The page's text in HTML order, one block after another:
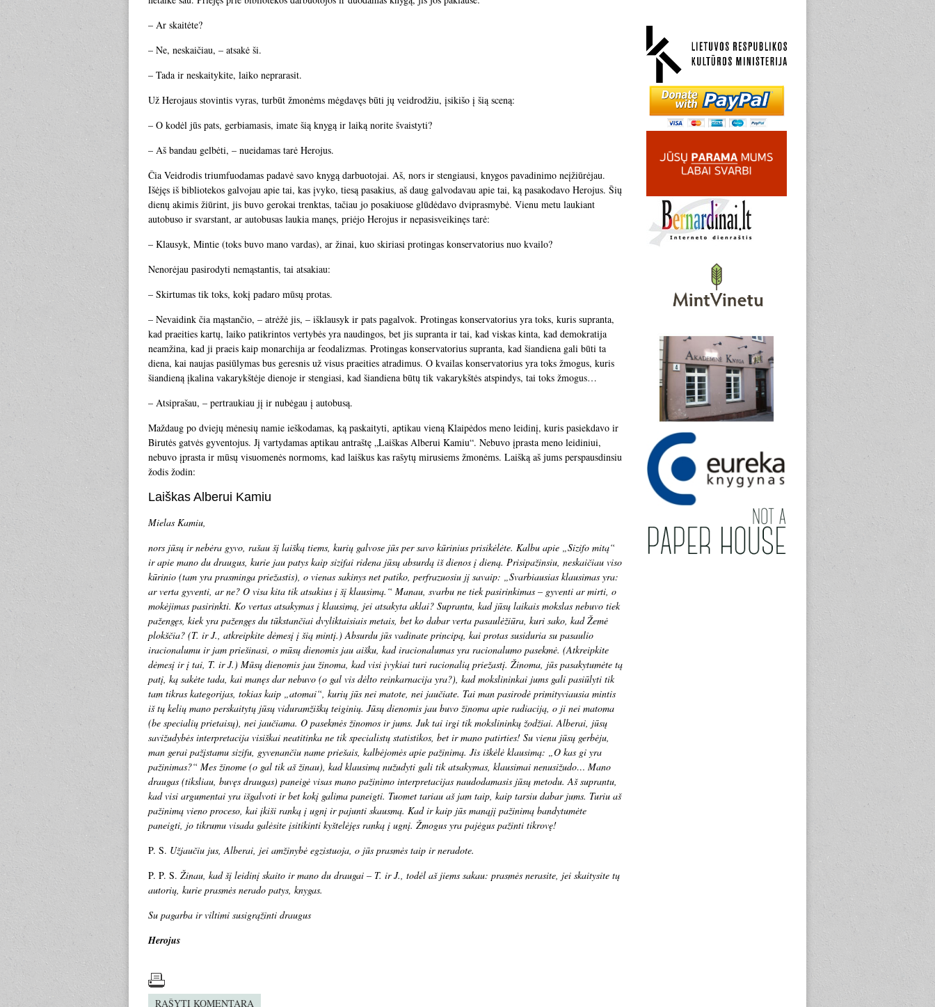
– Ar skaitėte?
– Ne, neskaičiau, – atsakė ši.
– Tada ir neskaitykite, laiko neprarasit.
Už Herojaus stovintis vyras, turbūt žmonėms mėgdavęs būti jų veidrodžiu, įsikišo į šią sceną:
– O kodėl jūs pats, gerbiamasis, imate šią knygą ir laiką norite švaistyti?
– Aš bandau gelbėti, – nueidamas tarė Herojus.
Čia Veidrodis triumfuodamas padavė savo knygą darbuotojai. Aš, nors ir stengiausi, knygos pavadinimo neįžiūrėjau.
Išėjęs iš bibliotekos galvojau apie tai, kas įvyko, tiesą pasakius, aš daug galvodavau apie tai, ką pasakodavo Herojus. Šių
dienų akimis žiūrint, jis buvo gerokai trenktas, tačiau jo posakiuose glūdėdavo dviprasmybė. Vienu metu laukiant
autobuso ir svarstant, ar autobusas laukia manęs, priėjo Herojus ir nepasisveikinęs tarė:
– Klausyk, Mintie (toks buvo mano vardas), ar žinai, kuo skiriasi protingas konservatorius nuo kvailo?
Nenorėjau pasirodyti nemąstantis, tai atsakiau:
– Skirtumas tik toks, kokį padaro mūsų protas.
– Nevaidink čia mąstančio, – atrėžė jis, – išklausyk ir pats pagalvok. Protingas konservatorius yra toks, kuris supranta,
kad praeities kartų, laiko patikrintos vertybės yra naudingos, bet jis supranta ir tai, kad viskas kinta, kad demokratija
neamžina, kad ji praeis kaip monarchija ar feodalizmas. Protingas konservatorius supranta, kad šiandiena gali būti ta
diena, kai naujas pasiūlymas bus geresnis už visus praeities atradimus. O kvailas konservatorius yra toks žmogus, kuris
šiandieną įkalina vakarykštėje dienoje ir stengiasi, kad šiandiena būtų tik vakarykštės atspindys, tai toks žmogus…
– Atsiprašau, – pertraukiau jį ir nubėgau į autobusą.
Maždaug po dviejų mėnesių namie ieškodamas, ką paskaityti, aptikau vieną Klaipėdos meno leidinį, kuris pasiekdavo ir
Birutės gatvės gyventojus. Jį vartydamas aptikau antraštę „Laiškas Alberui Kamiu“. Nebuvo įprasta meno leidiniui,
nebuvo įprasta ir mūsų visuomenės normoms, kad laiškus kas rašytų mirusiems žmonėms. Laišką aš jums perspausdinsiu
žodis žodin:
Laiškas Alberui Kamiu
Mielas Kamiu,
nors jūsų ir nebėra gyvo, rašau šį laišką tiems, kurių galvose jūs per savo kūrinius prisikėlėte. Kalbu apie „Sizifo mitą“
ir apie mano du draugus, kurie jau patys kaip sizifai ridena jūsų absurdą iš dienos į dieną. Prisipažinsiu, neskaičiau viso
kūrinio (tam yra prasminga priežastis), o vienas sakinys net patiko, perfrazuosiu jį savaip: „Svarbiausias klausimas yra:
ar verta gyventi, ar ne? O visa kita tik atsakius į šį klausimą.“ Manau, svarbu ne tiek pasirinkimas – gyventi ar mirti, o
mokėjimas pasirinkti. Ko vertas atsakymas į klausimą, jei atsakyta aklai? Suprantu, kad jūsų laikais mokslas nebuvo tiek
pažengęs, kiek yra pažengęs du tūkstančiai dvyliktaisiais metais, bet ko dabar verta pasaulėžiūra, kuri sako, kad Žemė
plokščia? (T. ir J., atkreipkite dėmesį į šią mintį.) Absurdu jūs vadinate principą, kai protas susiduria su pasaulio
iracionalumu ir jam priešinasi, o mūsų dienomis jau aišku, kad iracionalumas yra racionalumo pasekmė. (Atkreipkite
dėmesį ir į tai, T. ir J.) Mūsų dienomis jau žinoma, kad visi įvykiai turi racionalią priežastį. Žinoma, jūs pasakytumėte tą
patį, ką sakėte tada, kai manęs dar nebuvo (o gal vis dėlto reinkarnacija yra?), kad mokslininkai jums gali pasiūlyti tik
tam tikras kategorijas, tokias kaip „atomai“, kurių jūs nei matote, nei jaučiate. Tai man pasirodė primityviausia mintis
iš tų kelių mano perskaitytų jūsų viduramžiškų teiginių. Jūsų dienomis jau buvo žinoma apie radiaciją, o ji nei matoma
(be specialių prietaisų), nei jaučiama. O pasekmės žinomos ir jums. Juk tai irgi tik mokslininkų žodžiai. Alberai, jūsų
savižudybės interpretacija visiškai neatitinka ne tik specialistų statistikos, bet ir mano patirties! Su vienu jūsų gerbėju,
man gerai pažįstamu sizifu, gyvenančiu name priešais, kalbėjomės apie pažinimą. Jis iškėlė klausimą: „O kas gi yra
pažinimas?“ Mes žinome (o gal tik aš žinau), kad klausimą nužudyti gali tik atsakymas, klausimai nenusižudo… Mano
draugas (tiksliau, buvęs draugas) paneigė visas mano pažinimo interpretacijas naudodamasis jūsų metodu. Aš suprantu,
kad visi argumentai yra išgalvoti ir bet kokį galima paneigti. Tuomet tariau aš jam taip, kaip tarsiu dabar jums. Turiu aš
pažinimą vieno proceso, kai įkiši ranką į ugnį ir pajunti skausmą. Kad ir kaip jūs manąjį pažinimą bandytumėte
paneigti, jo tikrumu visada galėsite įsitikinti kyštelėjęs ranką į ugnį. Žmogus yra pajėgus pažinti tikrovę!
P. S. Užjaučiu jus, Alberai, jei amžinybė egzistuoja, o jūs prasmės taip ir neradote.
P. P. S. Žinau, kad šį leidinį skaito ir mano du draugai – T. ir J., todėl aš jiems sakau: prasmės nerasite, jei skaitysite tų
autorių, kurie prasmės nerado patys, knygas.
Su pagarba ir viltimi susigrąžinti draugus
Herojus
RAŠYTI KOMENTARĄ